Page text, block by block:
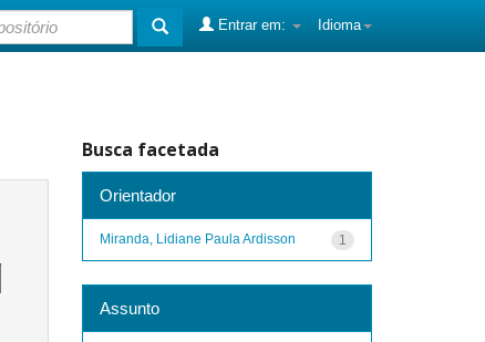
Idioma
Entrar em:
Busca facetada
Orientador
1
Miranda, Lidiane Paula Ardisson
Assunto